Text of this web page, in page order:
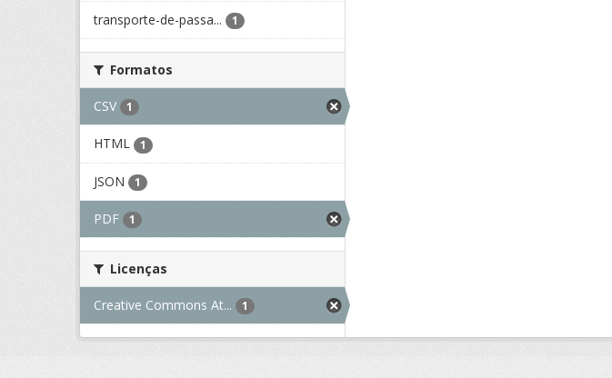
transporte-de-passa... 1
Formatos
CSV 1
HTML 1
JSON 1
PDF 1
Licenças
Creative Commons At... 1